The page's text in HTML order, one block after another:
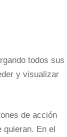
todos sus
y visualizar
de acción
quieran. En el